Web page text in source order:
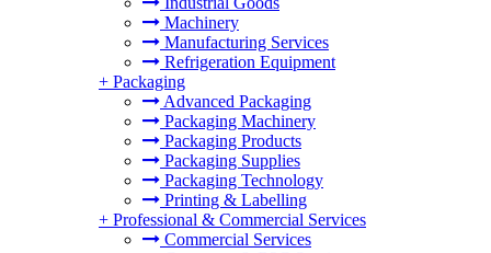
Machinery
Manufacturing Services
Refrigeration Equipment
+ Packaging
Advanced Packaging
Packaging Machinery
Packaging Products
Packaging Supplies
Packaging Technology
Printing & Labelling
+ Professional & Commercial Services
Commercial Services